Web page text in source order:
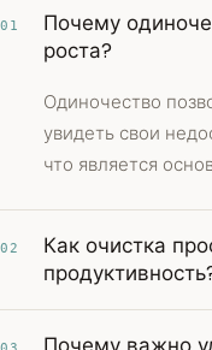
01
Почему
роста?
Одиночество
увидеть свои
что является
02
Как очистка